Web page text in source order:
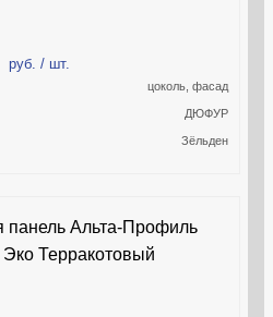
руб. / шт.
цоколь, фасад
ДЮФУР
Зёльден